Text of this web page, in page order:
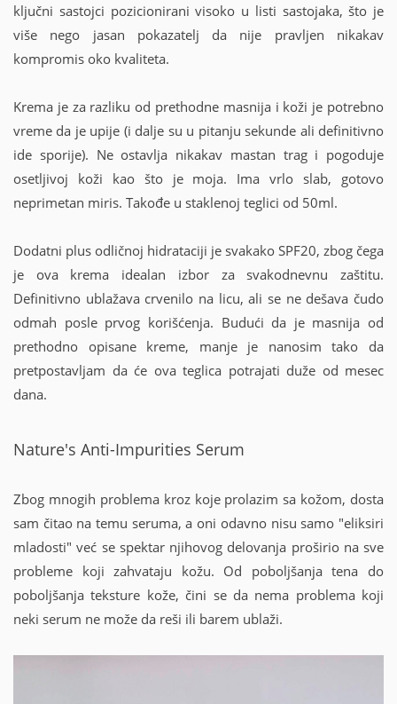
ključni sastojci pozicionirani visoko u listi sastojaka, što je
više nego jasan pokazatelj da nije pravljen nikakav
kompromis oko kvaliteta.
Krema je za razliku od prethodne masnija i koži je potrebno
vreme da je upije (i dalje su u pitanju sekunde ali definitivno
ide sporije). Ne ostavlja nikakav mastan trag i pogoduje
osetljivoj koži kao što je moja. Ima vrlo slab, gotovo
neprimetan miris. Takođe u staklenoj teglici od 50ml.
Dodatni plus odličnoj hidrataciji je svakako SPF20, zbog čega
je ova krema idealan izbor za svakodnevnu zaštitu.
Definitivno ublažava crvenilo na licu, ali se ne dešava čudo
odmah posle prvog korišćenja. Budući da je masnija od
prethodno opisane kreme, manje je nanosim tako da
pretpostavljam da će ova teglica potrajati duže od mesec
dana.
Nature's Anti-Impurities Serum
Zbog mnogih problema kroz koje prolazim sa kožom, dosta
sam čitao na temu seruma, a oni odavno nisu samo "eliksiri
mladosti" već se spektar njihovog delovanja proširio na sve
probleme koji zahvataju kožu. Od poboljšanja tena do
poboljšanja teksture kože, čini se da nema problema koji
neki serum ne može da reši ili barem ublaži.